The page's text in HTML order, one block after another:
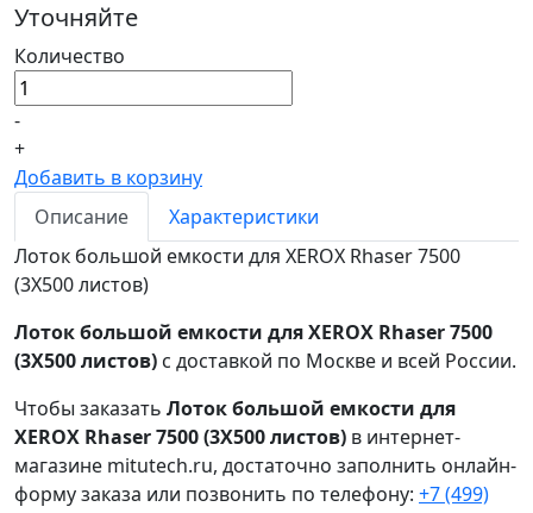
Уточняйте
Количество
-
+
Добавить в корзину
Описание
Характеристики
Лоток большой емкости для XEROX Rhaser 7500
(3Х500 листов)
Лоток большой емкости для XEROX Rhaser 7500
(3Х500 листов) с доставкой по Москве и всей России.
Чтобы заказать Лоток большой емкости для
XEROX Rhaser 7500 (3Х500 листов) в интернет-
магазине mitutech.ru, достаточно заполнить онлайн-
форму заказа или позвонить по телефону: +7 (499)